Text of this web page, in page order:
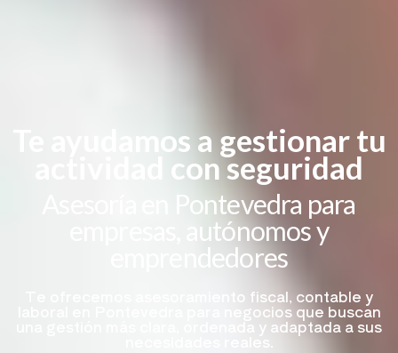
Te ayudamos a gestionar tu
actividad con seguridad
Asesoría en Pontevedra para
empresas, autónomos y
emprendedores
Te ofrecemos asesoramiento fiscal, contable y
laboral en Pontevedra para negocios que buscan
una gestión más clara, ordenada y adaptada a sus
necesidades reales.